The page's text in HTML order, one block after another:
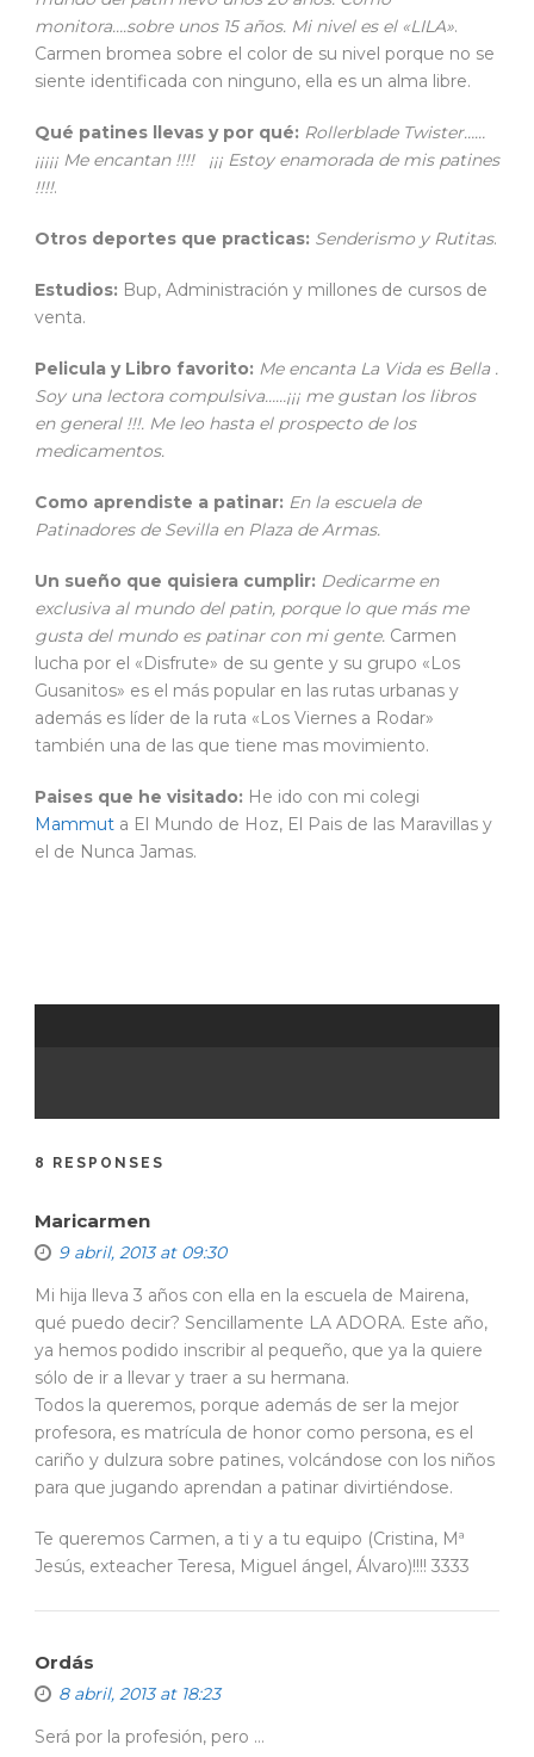
monitora….sobre unos 15 años. Mi nivel es el «LILA».
Carmen bromea sobre el color de su nivel porque no se
siente identificada con ninguno, ella es un alma libre.
Qué patines llevas y por qué: Rollerblade Twister……
¡¡¡¡¡ Me encantan !!!! ¡¡¡ Estoy enamorada de mis patines
!!!!.
Otros deportes que practicas: Senderismo y Rutitas.
Estudios: Bup, Administración y millones de cursos de
venta.
Pelicula y Libro favorito: Me encanta La Vida es Bella .
Soy una lectora compulsiva……¡¡¡ me gustan los libros
en general !!!. Me leo hasta el prospecto de los
medicamentos.
Como aprendiste a patinar: En la escuela de
Patinadores de Sevilla en Plaza de Armas.
Un sueño que quisiera cumplir: Dedicarme en
exclusiva al mundo del patin, porque lo que más me
gusta del mundo es patinar con mi gente. Carmen
lucha por el «Disfrute» de su gente y su grupo «Los
Gusanitos» es el más popular en las rutas urbanas y
además es líder de la ruta «Los Viernes a Rodar»
también una de las que tiene mas movimiento.
Paises que he visitado: He ido con mi colegi
Mammut a El Mundo de Hoz, El Pais de las Maravillas y
el de Nunca Jamas.
8 RESPONSES
Maricarmen
9 abril, 2013 at 09:30
Mi hija lleva 3 años con ella en la escuela de Mairena,
qué puedo decir? Sencillamente LA ADORA. Este año,
ya hemos podido inscribir al pequeño, que ya la quiere
sólo de ir a llevar y traer a su hermana.
Todos la queremos, porque además de ser la mejor
profesora, es matrícula de honor como persona, es el
cariño y dulzura sobre patines, volcándose con los niños
para que jugando aprendan a patinar divirtiéndose.
Te queremos Carmen, a ti y a tu equipo (Cristina, Mª
Jesús, exteacher Teresa, Miguel ángel, Álvaro)!!!! 3333
Ordás
8 abril, 2013 at 18:23
Será por la profesión, pero …